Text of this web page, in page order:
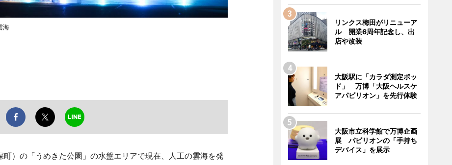
海
）の「うめきた公園」の水盤エリアで現在、人工の雲海を発
リンクス梅田がリニューア
ル 開業6周年記念し、出
店や改装
大阪駅に「カラダ測定ポッ
ド」 万博「大阪ヘルスケ
アパビリオン」を先行体験
大阪市立科学館で万博企画
展 パビリオンの「手持ち
デバイス」を展示